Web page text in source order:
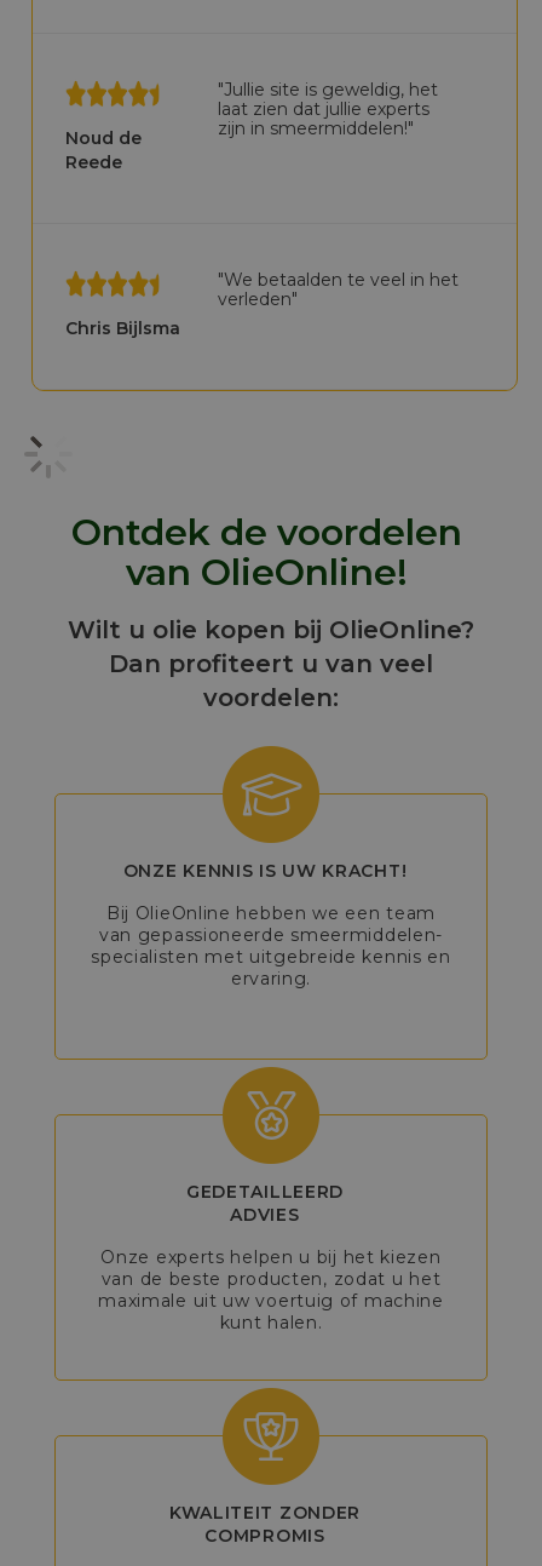
Noud de
Reede
"Jullie site is geweldig, het
laat zien dat jullie experts
zijn in smeermiddelen!"
Chris Bijlsma
"We betaalden te veel in het
verleden"
Ontdek de voordelen
van OlieOnline!
Wilt u olie kopen bij OlieOnline?
Dan profiteert u van veel
voordelen:
ONZE KENNIS IS UW KRACHT!
Bij OlieOnline hebben we een team
van gepassioneerde smeermiddelen-
specialisten met uitgebreide kennis en
ervaring.
GEDETAILLEERD
ADVIES
Onze experts helpen u bij het kiezen
van de beste producten, zodat u het
maximale uit uw voertuig of machine
kunt halen.
KWALITEIT ZONDER
COMPROMIS